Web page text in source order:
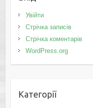
Увійти
Стрічка записів
Стрічка коментарів
WordPress.org
Категорії